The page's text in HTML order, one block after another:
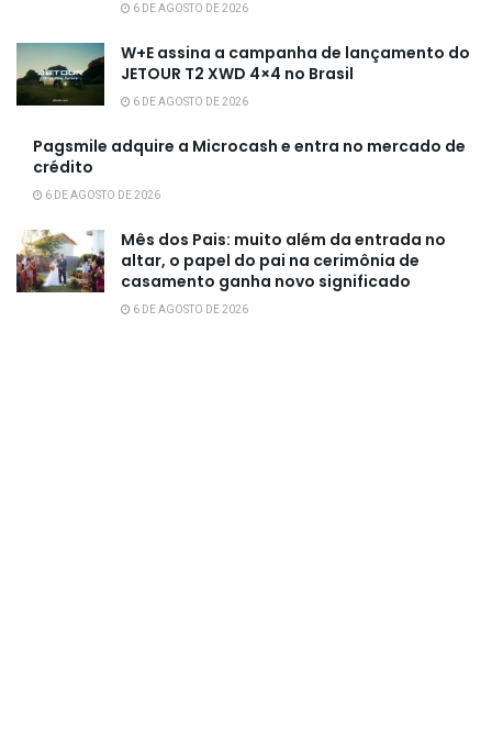
6 DE AGOSTO DE 2026
W+E assina a campanha de lançamento do
JETOUR T2 XWD 4×4 no Brasil
6 DE AGOSTO DE 2026
Pagsmile adquire a Microcash e entra no mercado de
crédito
6 DE AGOSTO DE 2026
Mês dos Pais: muito além da entrada no
altar, o papel do pai na cerimônia de
casamento ganha novo significado
6 DE AGOSTO DE 2026